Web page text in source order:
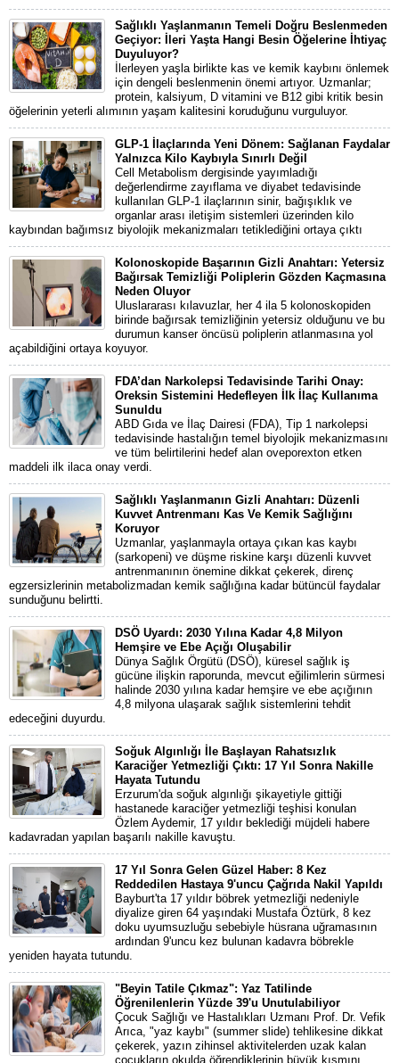
Sağlıklı Yaşlanmanın Temeli Doğru Beslenmeden
Geçiyor: İleri Yaşta Hangi Besin Öğelerine İhtiyaç
Duyuluyor?
İlerleyen yaşla birlikte kas ve kemik kaybını önlemek
için dengeli beslenmenin önemi artıyor. Uzmanlar;
protein, kalsiyum, D vitamini ve B12 gibi kritik besin
öğelerinin yeterli alımının yaşam kalitesini koruduğunu vurguluyor.
GLP-1 İlaçlarında Yeni Dönem: Sağlanan Faydalar
Yalnızca Kilo Kaybıyla Sınırlı Değil
Cell Metabolism dergisinde yayımladığı
değerlendirme zayıflama ve diyabet tedavisinde
kullanılan GLP-1 ilaçlarının sinir, bağışıklık ve
organlar arası iletişim sistemleri üzerinden kilo
kaybından bağımsız biyolojik mekanizmaları tetiklediğini ortaya çıktı
Kolonoskopide Başarının Gizli Anahtarı: Yetersiz
Bağırsak Temizliği Poliplerin Gözden Kaçmasına
Neden Oluyor
Uluslararası kılavuzlar, her 4 ila 5 kolonoskopiden
birinde bağırsak temizliğinin yetersiz olduğunu ve bu
durumun kanser öncüsü poliplerin atlanmasına yol
açabildiğini ortaya koyuyor.
FDA’dan Narkolepsi Tedavisinde Tarihi Onay:
Oreksin Sistemini Hedefleyen İlk İlaç Kullanıma
Sunuldu
ABD Gıda ve İlaç Dairesi (FDA), Tip 1 narkolepsi
tedavisinde hastalığın temel biyolojik mekanizmasını
ve tüm belirtilerini hedef alan oveporexton etken
maddeli ilk ilaca onay verdi.
Sağlıklı Yaşlanmanın Gizli Anahtarı: Düzenli
Kuvvet Antrenmanı Kas Ve Kemik Sağlığını
Koruyor
Uzmanlar, yaşlanmayla ortaya çıkan kas kaybı
(sarkopeni) ve düşme riskine karşı düzenli kuvvet
antrenmanının önemine dikkat çekerek, direnç
egzersizlerinin metabolizmadan kemik sağlığına kadar bütüncül faydalar
sunduğunu belirtti.
DSÖ Uyardı: 2030 Yılına Kadar 4,8 Milyon
Hemşire ve Ebe Açığı Oluşabilir
Dünya Sağlık Örgütü (DSÖ), küresel sağlık iş
gücüne ilişkin raporunda, mevcut eğilimlerin sürmesi
halinde 2030 yılına kadar hemşire ve ebe açığının
4,8 milyona ulaşarak sağlık sistemlerini tehdit
edeceğini duyurdu.
Soğuk Algınlığı İle Başlayan Rahatsızlık
Karaciğer Yetmezliği Çıktı: 17 Yıl Sonra Nakille
Hayata Tutundu
Erzurum'da soğuk algınlığı şikayetiyle gittiği
hastanede karaciğer yetmezliği teşhisi konulan
Özlem Aydemir, 17 yıldır beklediği müjdeli habere
kadavradan yapılan başarılı nakille kavuştu.
17 Yıl Sonra Gelen Güzel Haber: 8 Kez
Reddedilen Hastaya 9'uncu Çağrıda Nakil Yapıldı
Bayburt'ta 17 yıldır böbrek yetmezliği nedeniyle
diyalize giren 64 yaşındaki Mustafa Öztürk, 8 kez
doku uyumsuzluğu sebebiyle hüsrana uğramasının
ardından 9'uncu kez bulunan kadavra böbrekle
yeniden hayata tutundu.
"Beyin Tatile Çıkmaz": Yaz Tatilinde
Öğrenilenlerin Yüzde 39'u Unutulabiliyor
Çocuk Sağlığı ve Hastalıkları Uzmanı Prof. Dr. Vefik
Arıca, "yaz kaybı" (summer slide) tehlikesine dikkat
çekerek, yazın zihinsel aktivitelerden uzak kalan
çocukların okulda öğrendiklerinin büyük kısmını